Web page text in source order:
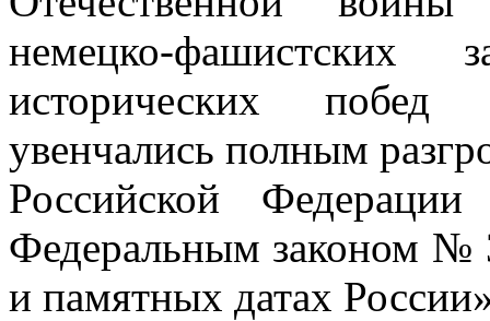
немецко-фашистских
исторических
увенчались полным
Российской
Федеральным законом №
и памятных датах